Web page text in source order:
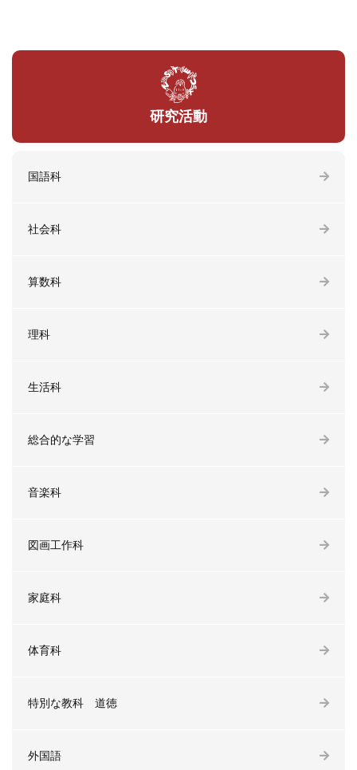
研究活動
国語科
社会科
算数科
理科
生活科
総合的な学習
音楽科
図画工作科
家庭科
体育科
特別な教科 道徳
外国語